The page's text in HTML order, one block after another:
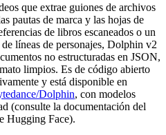
que extrae guiones de archivos
pautas de marca y las hojas de
de libros escaneados o un
líneas de personajes, Dolphin v2
no estructuradas en JSON,
limpios. Es de código abierto
y está disponible en
Dolphin, con modelos
(consulte la documentación del
Hugging Face).